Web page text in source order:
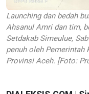
Launching dan bedah
Ahsanul Amri dan tim,
Setdakab Simeulue,
penuh oleh Pemerintah
Provinsi Aceh. [Foto: